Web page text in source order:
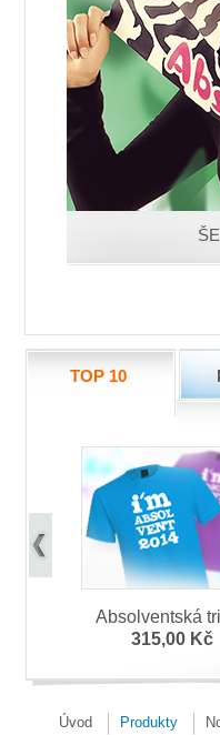
TOP 10
Absolventská
315,00 Kč
Úvod Produkty